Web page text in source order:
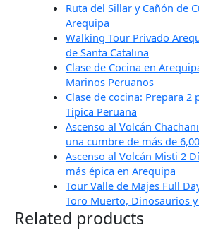
Ruta del Sillar y Cañón de
Arequipa
Walking Tour Privado
de Santa Catalina
Clase de Cocina en
Marinos Peruanos
Clase de cocina: Prepara 2
Tipica Peruana
Ascenso al Volcán
una cumbre de más de
Ascenso al Volcán Misti 2
más épica en Arequipa
Tour Valle de Majes Full
Toro Muerto, Dinosaurios
Related products